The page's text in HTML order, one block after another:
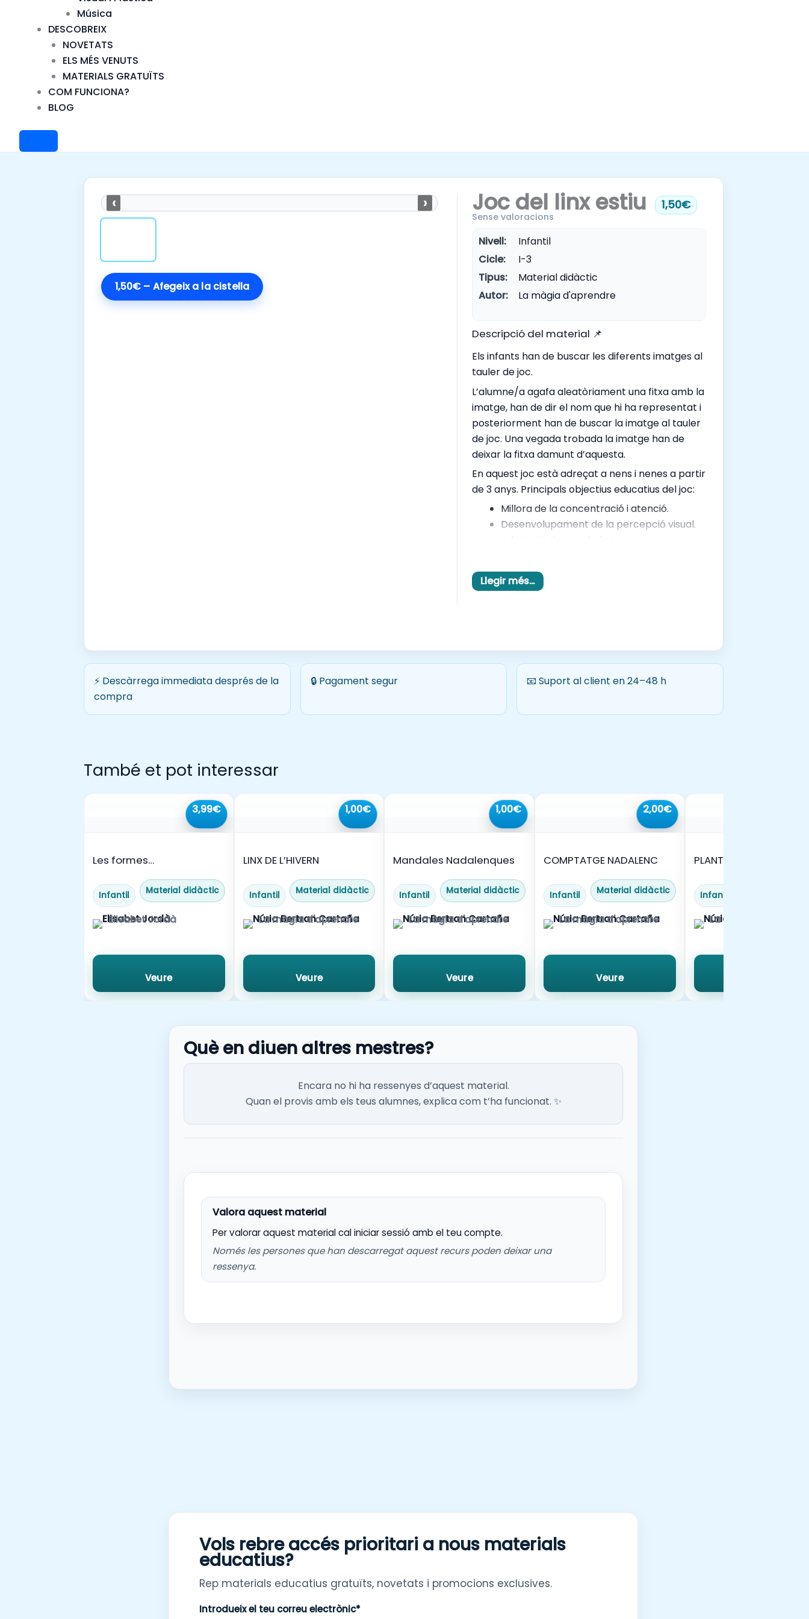
Música
DESCOBREIX
NOVETATS
ELS MÉS VENUTS
MATERIALS GRATUÏTS
COM FUNCIONA?
BLOG
‹ ›
1,50€ – Afegeix a la cistella
Joc del linx estiu 1,50€
Sense valoracions
Nivell:
Infantil
Cicle:
I-3
Tipus:
Material didàctic
Autor:
La màgia d'aprendre
Descripció del material 📌
Els infants han de buscar les diferents imatges al
tauler de joc.
L’alumne/a agafa aleatòriament una fitxa amb la
imatge, han de dir el nom que hi ha representat i
posteriorment han de buscar la imatge al tauler
de joc. Una vegada trobada la imatge han de
deixar la fitxa damunt d’aquesta.
En aquest joc està adreçat a nens i nenes a partir
de 3 anys. Principals objectius educatius del joc:
Millora de la concentració i atenció.
Desenvolupament de la percepció visual.
Recomanació: Imprimir a DINA3.
Llegir més…
⚡ Descàrrega immediata després de la
compra
🔒 Pagament segur 📧 Suport al client en 24–48 h
També et pot interessar
3,99€
Les formes
Infantil Material didàctic
Elisabet Jordà
Veure
1,00€
LINX DE L’HIVERN
Infantil Material didàctic
La màgia d'aprendre
Veure
1,00€
Mandales Nadalenques
Infantil Material didàctic
La màgia d'aprendre
Veure
2,00€
COMPTATGE NADALENC
Infantil Material didàctic
La màgia d'aprendre
Veure
PLANTILLES GRAFISME
Infantil
La màgia d'aprendre
Què en diuen altres mestres?
Encara no hi ha ressenyes d’aquest material.
Quan el provis amb els teus alumnes, explica com t’ha funcionat. ✨
Per valorar aquest material cal iniciar sessió amb el teu compte.
Només les persones que han descarregat aquest recurs poden deixar una
ressenya.
Vols rebre accés prioritari a nous materials
educatius?
Rep materials educatius gratuïts, novetats i promocions exclusives.
Introdueix el teu correu electrònic*